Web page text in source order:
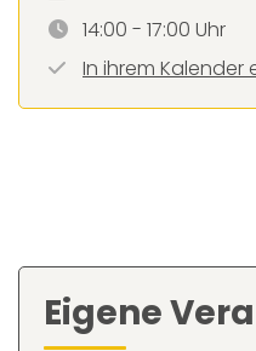
14:00 - 17:00 Uhr
In ihrem Kalender
Eigene